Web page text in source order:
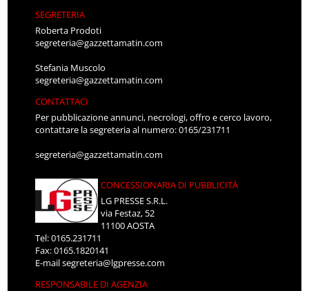
SEGRETERIA
Roberta Prodoti
segreteria@gazzettamatin.com
Stefania Muscolo
segreteria@gazzettamatin.com
CONTATTACI
Per pubblicazione annunci, necrologi, offro e cerco lavoro,
contattare la segreteria al numero: 0165/231711
segreteria@gazzettamatin.com
CONCESSIONARIA DI PUBBLICITÀ
LG PRESSE S.R.L.
via Festaz, 52
11100 AOSTA
Tel: 0165.231711
Fax: 0165.1820141
E-mailsegreteria@lgpresse.com
RESPONSABILE DI AGENZIA